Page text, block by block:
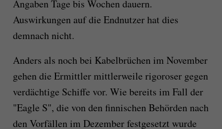
Angaben Tage bis Wochen dauern.
Auswirkungen auf die Endnutzer hat dies
demnach nicht.
Anders als noch bei Kabelbrüchen im November
gehen die Ermittler mittlerweile rigoroser gegen
verdächtige Schiffe vor. Wie bereits im Fall der
"Eagle S", die von den finnischen Behörden nach
den Vorfällen im Dezember festgesetzt wurde